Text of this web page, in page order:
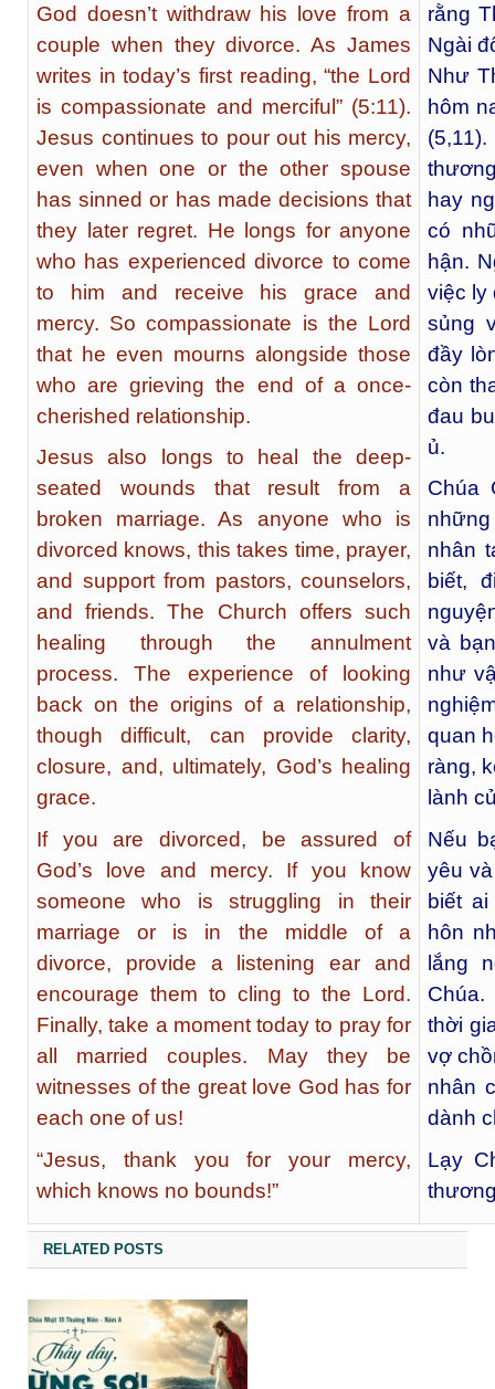
God doesn’t withdraw his love from a
couple when they divorce. As James
writes in today’s first reading, “the Lord
is compassionate and merciful” (5:11).
Jesus continues to pour out his mercy,
even when one or the other spouse
has sinned or has made decisions that
they later regret. He longs for anyone
who has experienced divorce to come
to him and receive his grace and
mercy. So compassionate is the Lord
that he even mourns alongside those
who are grieving the end of a once-
cherished relationship.
Jesus also longs to heal the deep-
seated wounds that result from a
broken marriage. As anyone who is
divorced knows, this takes time, prayer,
and support from pastors, counselors,
and friends. The Church offers such
healing through the annulment
process. The experience of looking
back on the origins of a relationship,
though difficult, can provide clarity,
closure, and, ultimately, God’s healing
grace.
If you are divorced, be assured of
God’s love and mercy. If you know
someone who is struggling in their
marriage or is in the middle of a
divorce, provide a listening ear and
encourage them to cling to the Lord.
Finally, take a moment today to pray for
all married couples. May they be
witnesses of the great love God has for
each one of us!
“Jesus, thank you for your mercy,
which knows no bounds!”
rằng
Ngài
Như
hôm
hay
có
hận.
việc ly
sủng
đầy
còn
đau
ủ.
Chúa
nhân
biết,
và
như
quan
ràng,
lành
Nếu
yêu
biết
hôn
lắng
Chúa.
thời
vợ
nhân
dành
Lạy
RELATED POSTS